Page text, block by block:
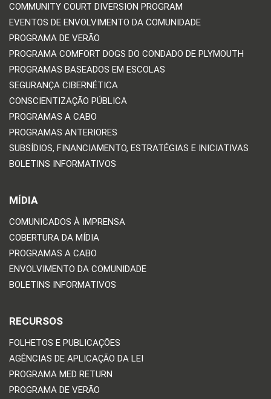
COMMUNITY COURT DIVERSION PROGRAM
EVENTOS DE ENVOLVIMENTO DA COMUNIDADE
PROGRAMA DE VERÃO
PROGRAMA COMFORT DOGS DO CONDADO DE PLYMOUTH
PROGRAMAS BASEADOS EM ESCOLAS
SEGURANÇA CIBERNÉTICA
CONSCIENTIZAÇÃO PÚBLICA
PROGRAMAS A CABO
PROGRAMAS ANTERIORES
SUBSÍDIOS, FINANCIAMENTO, ESTRATÉGIAS E INICIATIVAS
BOLETINS INFORMATIVOS
MÍDIA
COMUNICADOS À IMPRENSA
COBERTURA DA MÍDIA
PROGRAMAS A CABO
ENVOLVIMENTO DA COMUNIDADE
BOLETINS INFORMATIVOS
RECURSOS
FOLHETOS E PUBLICAÇÕES
AGÊNCIAS DE APLICAÇÃO DA LEI
PROGRAMA MED RETURN
PROGRAMA DE VERÃO